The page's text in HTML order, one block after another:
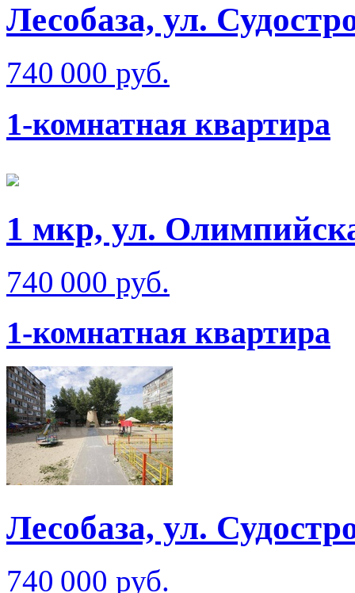
Лесобаза, ул.
740 000 руб.
1-комнатная квартира
1 мкр, ул.
740 000 руб.
1-комнатная квартира
Лесобаза, ул.
740 000 руб.